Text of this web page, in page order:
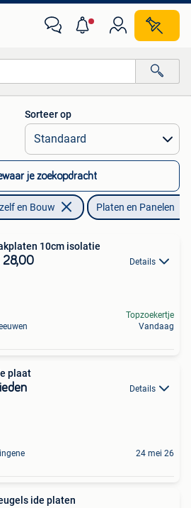
afstanden…
Sorteer op
je zoekopdracht
en Bouw Platen en Panelen
10cm isolatie
28,00 Details
Topzoekertje
Vandaag
plaat
Details
24 mei 26
ide platen